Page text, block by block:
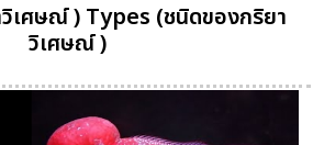
เศษณ์ ) Types (ชนิดของกริยา
วิเศษณ์ )